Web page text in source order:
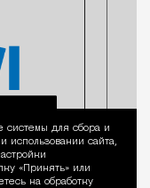
системы для сбора и
использовании сайта,
«Принять» или
на обработку